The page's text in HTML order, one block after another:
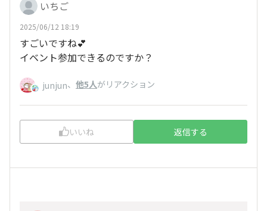
いちご
2025/06/12 18:19
すごいですね💕
イベント参加できるのですか？
junjun、 他5人がリアクション
いいね 返信する